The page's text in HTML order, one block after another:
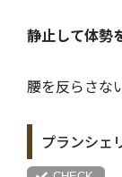
静止して体勢
腰を反らさな
プランシェ